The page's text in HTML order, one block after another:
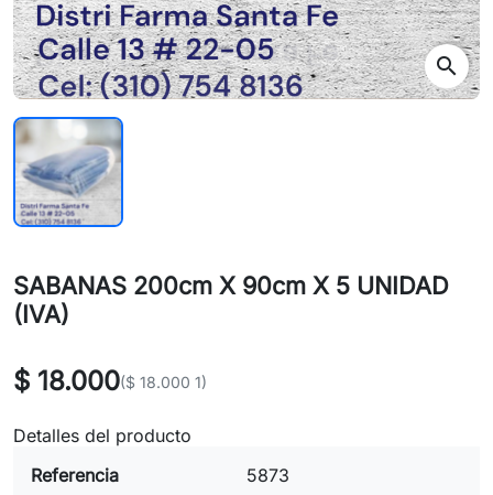
search
SABANAS 200cm X 90cm X 5 UNIDAD
(IVA)
$ 18.000($ 18.000 1)
Detalles del producto
Referencia
5873